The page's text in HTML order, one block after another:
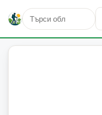
атракциони Клисура